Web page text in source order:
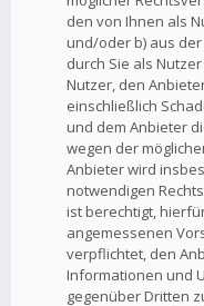
den von Ihnen als
und/oder b) aus
durch Sie als
Nutzer, den
einschließlich
und dem Anbieter
wegen der
Anbieter wird
notwendigen
ist berechtigt,
angemessenen
verpflichtet, den
Informationen und
gegenüber Dritten